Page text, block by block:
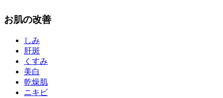
お肌の改善
しみ
肝斑
くすみ
美白
乾燥肌
ニキビ